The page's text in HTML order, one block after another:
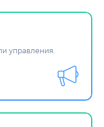
управления.